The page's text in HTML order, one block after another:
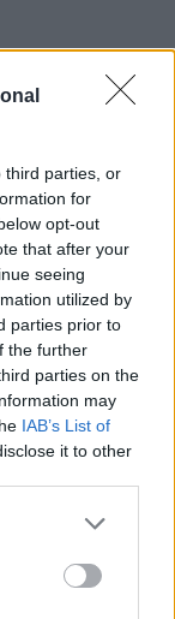
third parties, or
for
opt-out
that after your
seeing
utilized by
parties prior to
the further
parties on the
may
IAB’s List of
it to other
–